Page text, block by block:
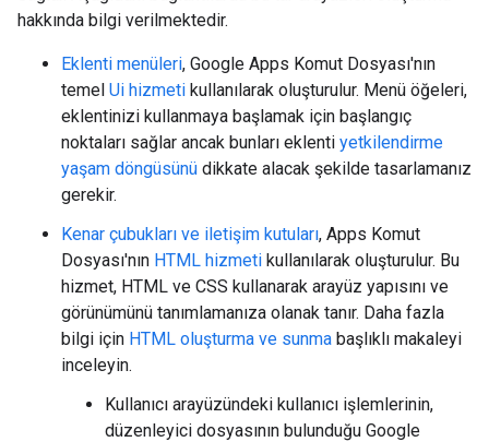
hakkında bilgi verilmektedir.
Eklenti menüleri, Google Apps Komut Dosyası'nın
temel Ui hizmeti kullanılarak oluşturulur. Menü öğeleri,
eklentinizi kullanmaya başlamak için başlangıç
noktaları sağlar ancak bunları eklenti yetkilendirme
yaşam döngüsünü dikkate alacak şekilde tasarlamanız
gerekir.
Kenar çubukları ve iletişim kutuları, Apps Komut
Dosyası'nın HTML hizmeti kullanılarak oluşturulur. Bu
hizmet, HTML ve CSS kullanarak arayüz yapısını ve
görünümünü tanımlamanıza olanak tanır. Daha fazla
bilgi için HTML oluşturma ve sunma başlıklı makaleyi
inceleyin.
Kullanıcı arayüzündeki kullanıcı işlemlerinin,
düzenleyici dosyasının bulunduğu Google